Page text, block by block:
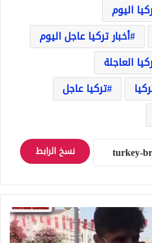
اليوم
أخبار تركيا عاجل اليوم
العاجلة
تركيا عاجل
نسخ الرابط